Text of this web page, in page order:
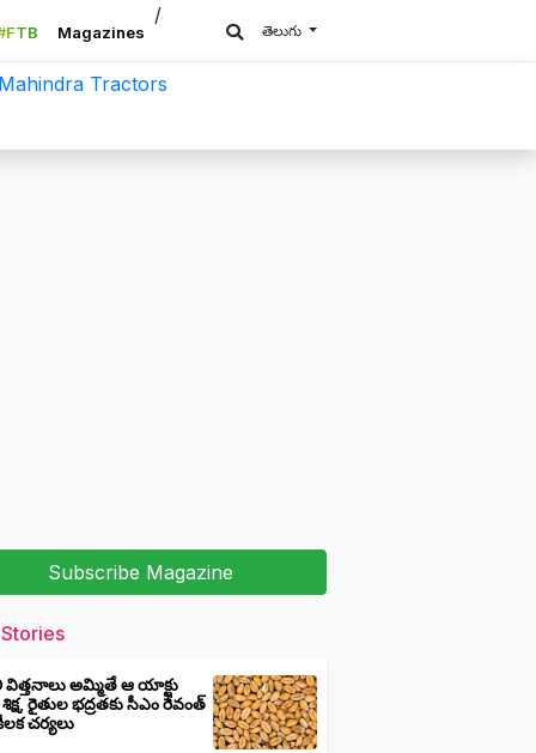
Magazines
/a>
తెలుగు
Subscribe Magazine
విత్తనాలు అమ్మితే ఆ యాక్టు
రైతుల భద్రతకు సీఎం రేవంత్
చర్యలు